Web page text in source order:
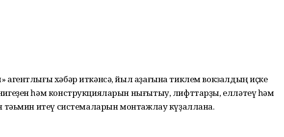
агентлығы хәбәр иткәнсә, йыл аҙағына тиклем вокзалдың иҫке
һәм конструкцияларын нығытыу, лифттарҙы, елләтеү һәм
тәьмин итеү системаларын монтажлау күҙаллана.